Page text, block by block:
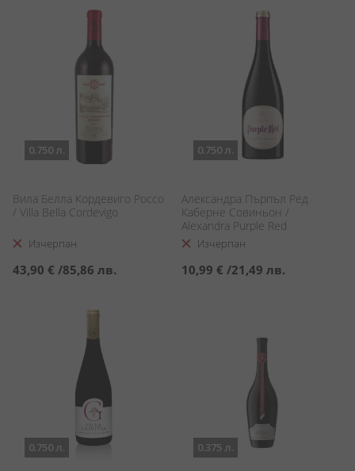
0.750 л.
Вила Белла Кордевиго Россо
/ Villa Bella Cordevigo
Изчерпан
43,90 € /85,86 лв.
0.750 л.
Александра Пърпъл Ред
Каберне Совиньон /
Alexandra Purple Red
Cabernet Sauvignon
Изчерпан
10,99 € /21,49 лв.
0.750 л. 0.375 л.